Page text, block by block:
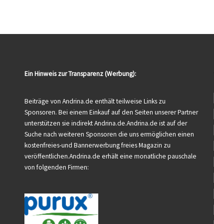
Ein Hinweis zur Transparenz (Werbung):
Beiträge von Andrina.de enthält teilweise Links zu
Sponsoren. Bei einem Einkauf auf den Seiten unserer Partner
unterstützen sie indirekt Andrina.de.Andrina.de ist auf der
Suche nach weiteren Sponsoren die uns ermöglichen einen
kostenfreies-und Bannerwerbung freies Magazin zu
veröffentlichen.Andrina.de erhält eine monatliche pauschale
von folgenden Firmen: